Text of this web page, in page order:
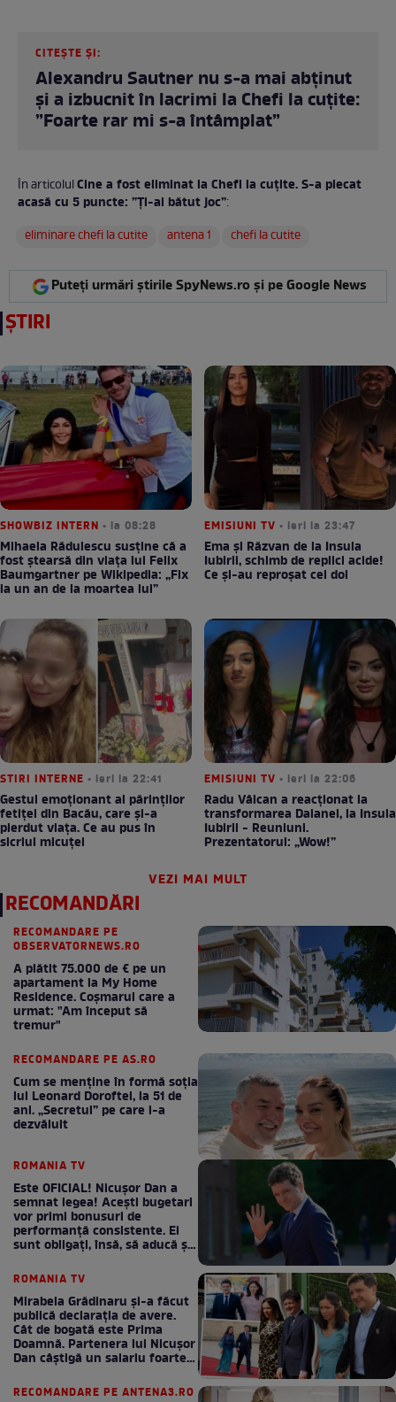
CITEȘTE ȘI:
Alexandru Sautner nu s-a mai abținut
și a izbucnit în lacrimi la Chefi la cuțite:
”Foarte rar mi s-a întâmplat”
În articolulCine a fost eliminat la Chefi la cuțite. S-a plecat
acasă cu 5 puncte: ”Ți-ai bătut joc”:
eliminare chefi la cutite
antena 1 chefi la cutite
Puteți urmări știrile SpyNews.ro și pe Google News
ȘTIRI
SHOWBIZ INTERN • la 08:28
Mihaela Rădulescu susține că a
fost ștearsă din viața lui Felix
Baumgartner pe Wikipedia: „Fix
la un an de la moartea lui”
EMISIUNI TV • ieri la 23:47
Ema și Răzvan de la Insula
Iubirii, schimb de replici acide!
Ce și-au reproșat cei doi
STIRI INTERNE • ieri la 22:41
Gestul emoționant al părinților
fetiței din Bacău, care și-a
pierdut viața. Ce au pus în
sicriul micuței
EMISIUNI TV • ieri la 22:06
Radu Vâlcan a reacționat la
transformarea Daianei, la Insula
Iubirii - Reuniuni.
Prezentatorul: „Wow!”
VEZI MAI MULT
RECOMANDĂRI
RECOMANDARE PE
OBSERVATORNEWS.RO
A plătit 75.000 de € pe un
apartament la My Home
Residence. Coşmarul care a
urmat: "Am început să
tremur"
RECOMANDARE PE AS.RO
Cum se menţine în formă soţia
lui Leonard Doroftei, la 51 de
ani. „Secretul” pe care l-a
dezvăluit
ROMANIA TV
Este OFICIAL! Nicușor Dan a
semnat legea! Acești bugetari
vor primi bonusuri de
performanță consistente. Ei
sunt obligați, însă, să aducă și
ROMANIA TV
Mirabela Grădinaru și-a făcut
publică declarația de avere.
Cât de bogată este Prima
Doamnă. Partenera lui Nicușor
Dan câștigă un salariu foarte
RECOMANDARE PE ANTENA3.RO